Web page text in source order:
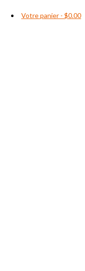
Votre panier - $0.00